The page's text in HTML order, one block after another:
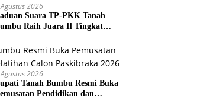
2026
Suara TP-PKK Tanah
Raih Juara II Tingkat
2026
Tanah Bumbu Resmi Buka
Pendidikan dan